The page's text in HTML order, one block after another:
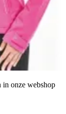
in onze webshop